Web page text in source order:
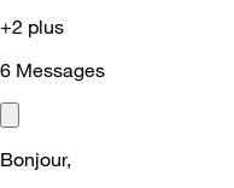
+2 plus
6 Messages
Bonjour,